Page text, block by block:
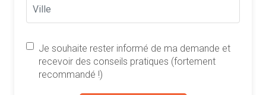
Je souhaite rester informé de ma demande et
recevoir des conseils pratiques (fortement
recommandé !)